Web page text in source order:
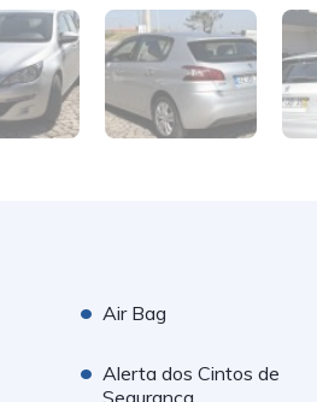
• Air Bag
• Alerta dos Cintos de